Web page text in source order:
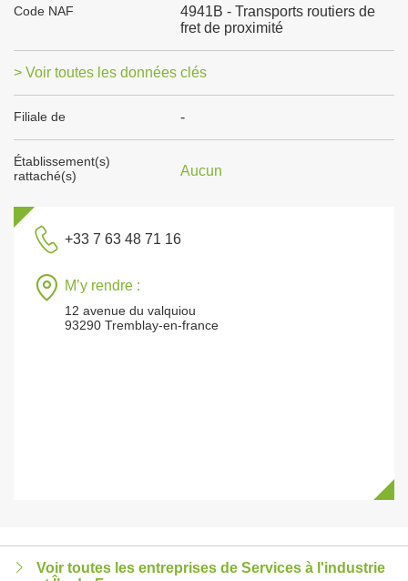
Code NAF
4941B - Transports routiers de
fret de proximité
> Voir toutes les données clés
Filiale de -
Établissement(s)
rattaché(s)
Aucun
+33 7 63 48 71 16
M’y rendre :
12 avenue du valquiou
93290 Tremblay-en-france
Voir toutes les entreprises de Services à l'industrie